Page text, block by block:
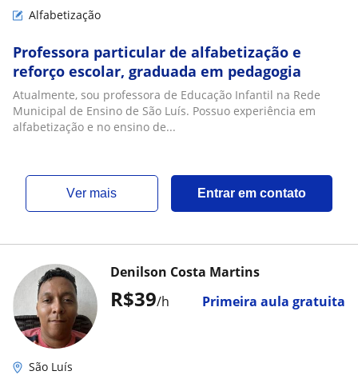
Alfabetização
Professora particular de alfabetização e
reforço escolar, graduada em pedagogia
Atualmente, sou professora de Educação Infantil na Rede
Municipal de Ensino de São Luís. Possuo experiência em
alfabetização e no ensino de...
ver mais Entrar em contato
R$39/h Primeira aula gratuita
Denilson Costa Martins
São Luís